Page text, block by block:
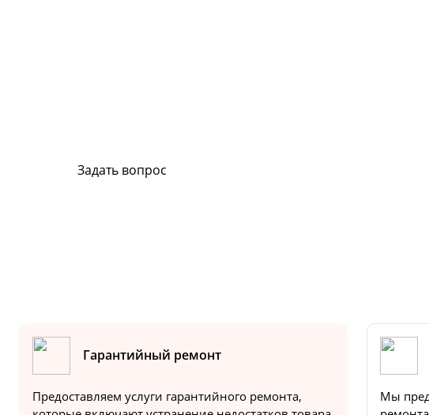
Задать вопрос
Гарантийный ремонт
Предоставляем услуги гарантийного ремонта,
Мы